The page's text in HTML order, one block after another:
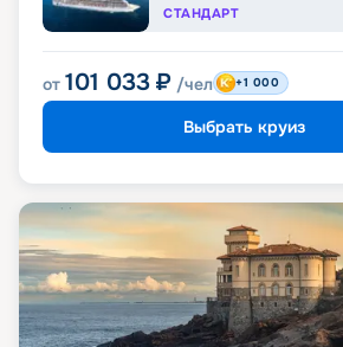
СТАНДАРТ
от 101 033 ₽ /чел +1 000
Выбрать круиз